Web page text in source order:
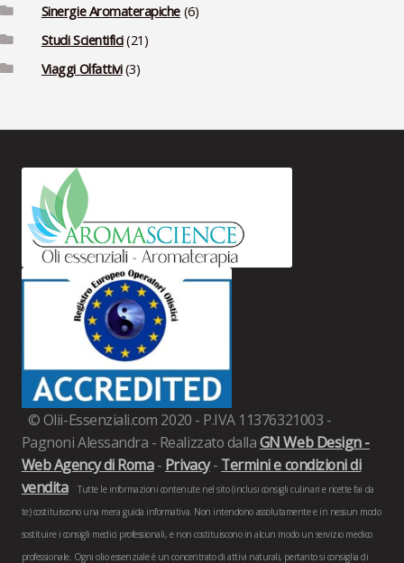
Sinergie Aromaterapiche (6)
Studi Scientifici(21)
Viaggi Olfattivi(3)
© Olii-Essenziali.com 2020 - P.IVA 11376321003 -
Pagnoni Alessandra - Realizzato dallaGN Web Design -
Web Agency di Roma- Privacy- Termini e condizioni di
vendita
Tutte le informazioni contenute nel sito (inclusi consigli culinari e ricette fai da
te) costituiscono una mera guida informativa. Non intendono assolutamente e in nessun modo
sostituire i consigli medici professionali, e non costituiscono in alcun modo un servizio medico
professionale. Ogni olio essenziale è un concentrato di attivi naturali, pertanto si consiglia di